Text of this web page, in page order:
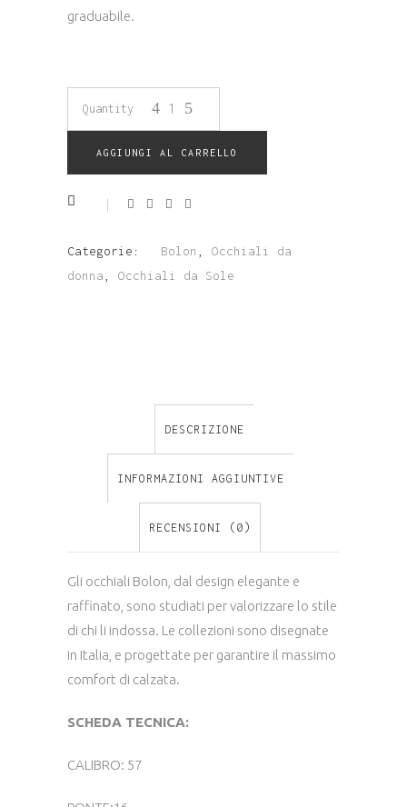
graduabile.
OCCHIALE
BL7109
Quantity
AGGIUNGI AL CARRELLO
Categorie: Bolon
Occhiali da
donna
Occhiali da Sole
DESCRIZIONE
INFORMAZIONI AGGIUNTIVE
RECENSIONI (0)
Gli occhiali Bolon, dal design elegante e
raffinato, sono studiati per valorizzare lo stile
di chi li indossa. Le collezioni sono disegnate
in Italia, e progettate per garantire il massimo
comfort di calzata.
SCHEDA TECNICA:
CALIBRO: 57